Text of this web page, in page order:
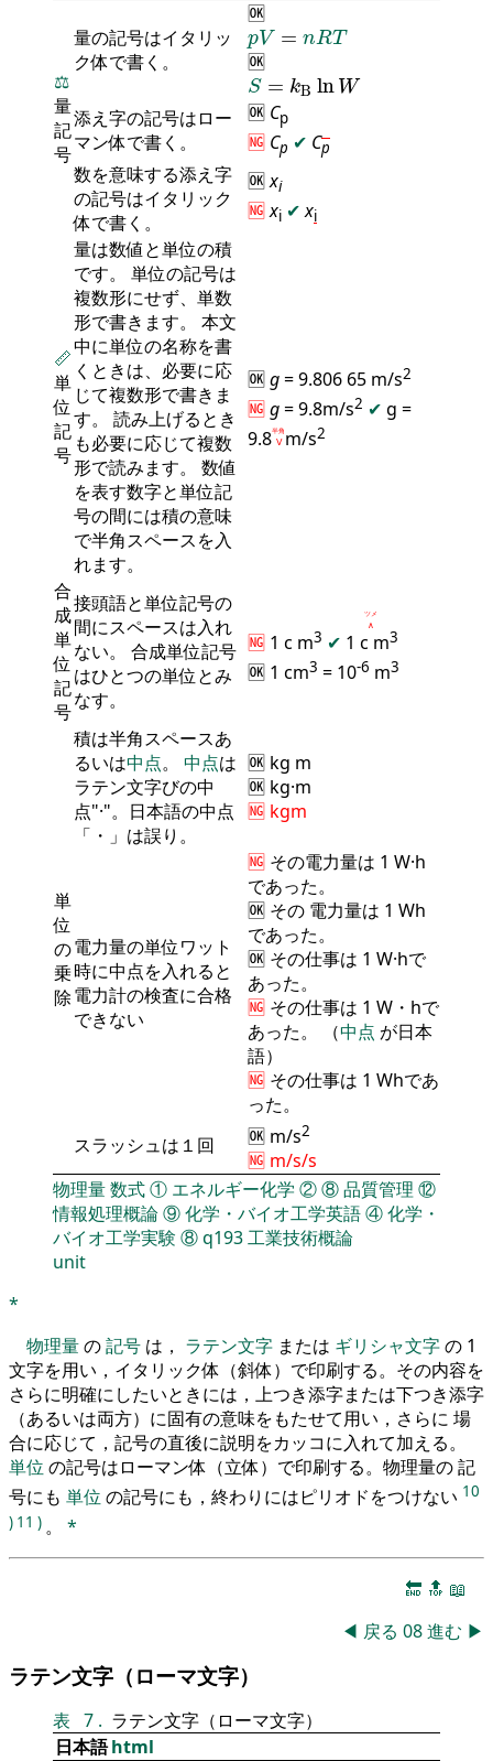
⚖️
量
記
号
量の記号はイタリッ
ク体で書く。
🆗
pV = nRT
pV= RT
🆗
S = kB ln W
S= Bln W
添え字の記号はロー
マン体で書く。
🆗 Cp
🆖 Cp ✔ Cp
数を意味する添え字
の記号はイタリック
体で書く。
🆗xi
🆖xi ✔ xi
📏
単
位
記
号
量は数値と単位の積
です。 単位の記号は
複数形にせず、単数
形で書きます。 本文
中に単位の名称を書
くときは、必要に応
じて複数形で書きま
す。 読み上げるとき
も必要に応じて複数
形で読みます。 数値
を表す数字と単位記
号の間には積の意味
で半角スペースを入
れます。
🆗g= 9.806 65 m/s2
🆖g= 9.8m/s2 ✔ g =
9.8 Ⅴ
半角 m/s2
合
成
単
位
記
号
接頭語と単位記号の
間にスペースは入れ
ない。 合成単位記号
はひとつの単位とみ
なす。
🆖 1 c m3 ✔ 1 c
∧
ツメ
m3
🆗 1 cm3 = 10-6 m3
単
位
の
乗
除
積は半角スペースあ
るいは中点。 中点は
ラテン文字びの中
点"·"。日本語の中点
「・」は誤り。
🆗 kg m
🆗 kg·m
🆖 kgm
電力量の単位ワット
時に中点を入れると
電力計の検査に合格
できない
🆖 その電力量は 1 W·h
であった。
🆗 その 電力量は 1 Wh
であった。
🆗 その仕事は 1 W·hで
あった。
🆖 その仕事は 1 W・hで
あった。 （中点 が日本
語）
🆖 その仕事は 1 Whであ
った。
スラッシュは１回
🆗 m/s2
🆖 m/s/s
物理量数式① エネルギー化学 ②⑧品質管理 ⑫
情報処理概論⑨化学・バイオ工学英語④化学・
バイオ工学実験 ⑧q193工業技術概論
unit
*
物理量の記号 は， ラテン文字 または ギリシャ文字の 1
文字を用い，イタリック体（斜体）で印刷する。その内容を
さらに明確にしたいときには，上つき添字または下つき添字
（あるいは両方）に固有の意味をもたせて用い，さらに 場
合に応じて，記号の直後に説明をカッコに入れて加える。
単位 の記号はローマン体（立体）で印刷する。物理量の 記
号にも 単位の記号にも，終わりにはピリオドをつけない 10
) 11 ) 。 *
🔚 🔝 📖
◀ 戻る 08進む ▶
ラテン文字（ローマ文字）
表 7 . ラテン文字（ローマ文字）
日本語html